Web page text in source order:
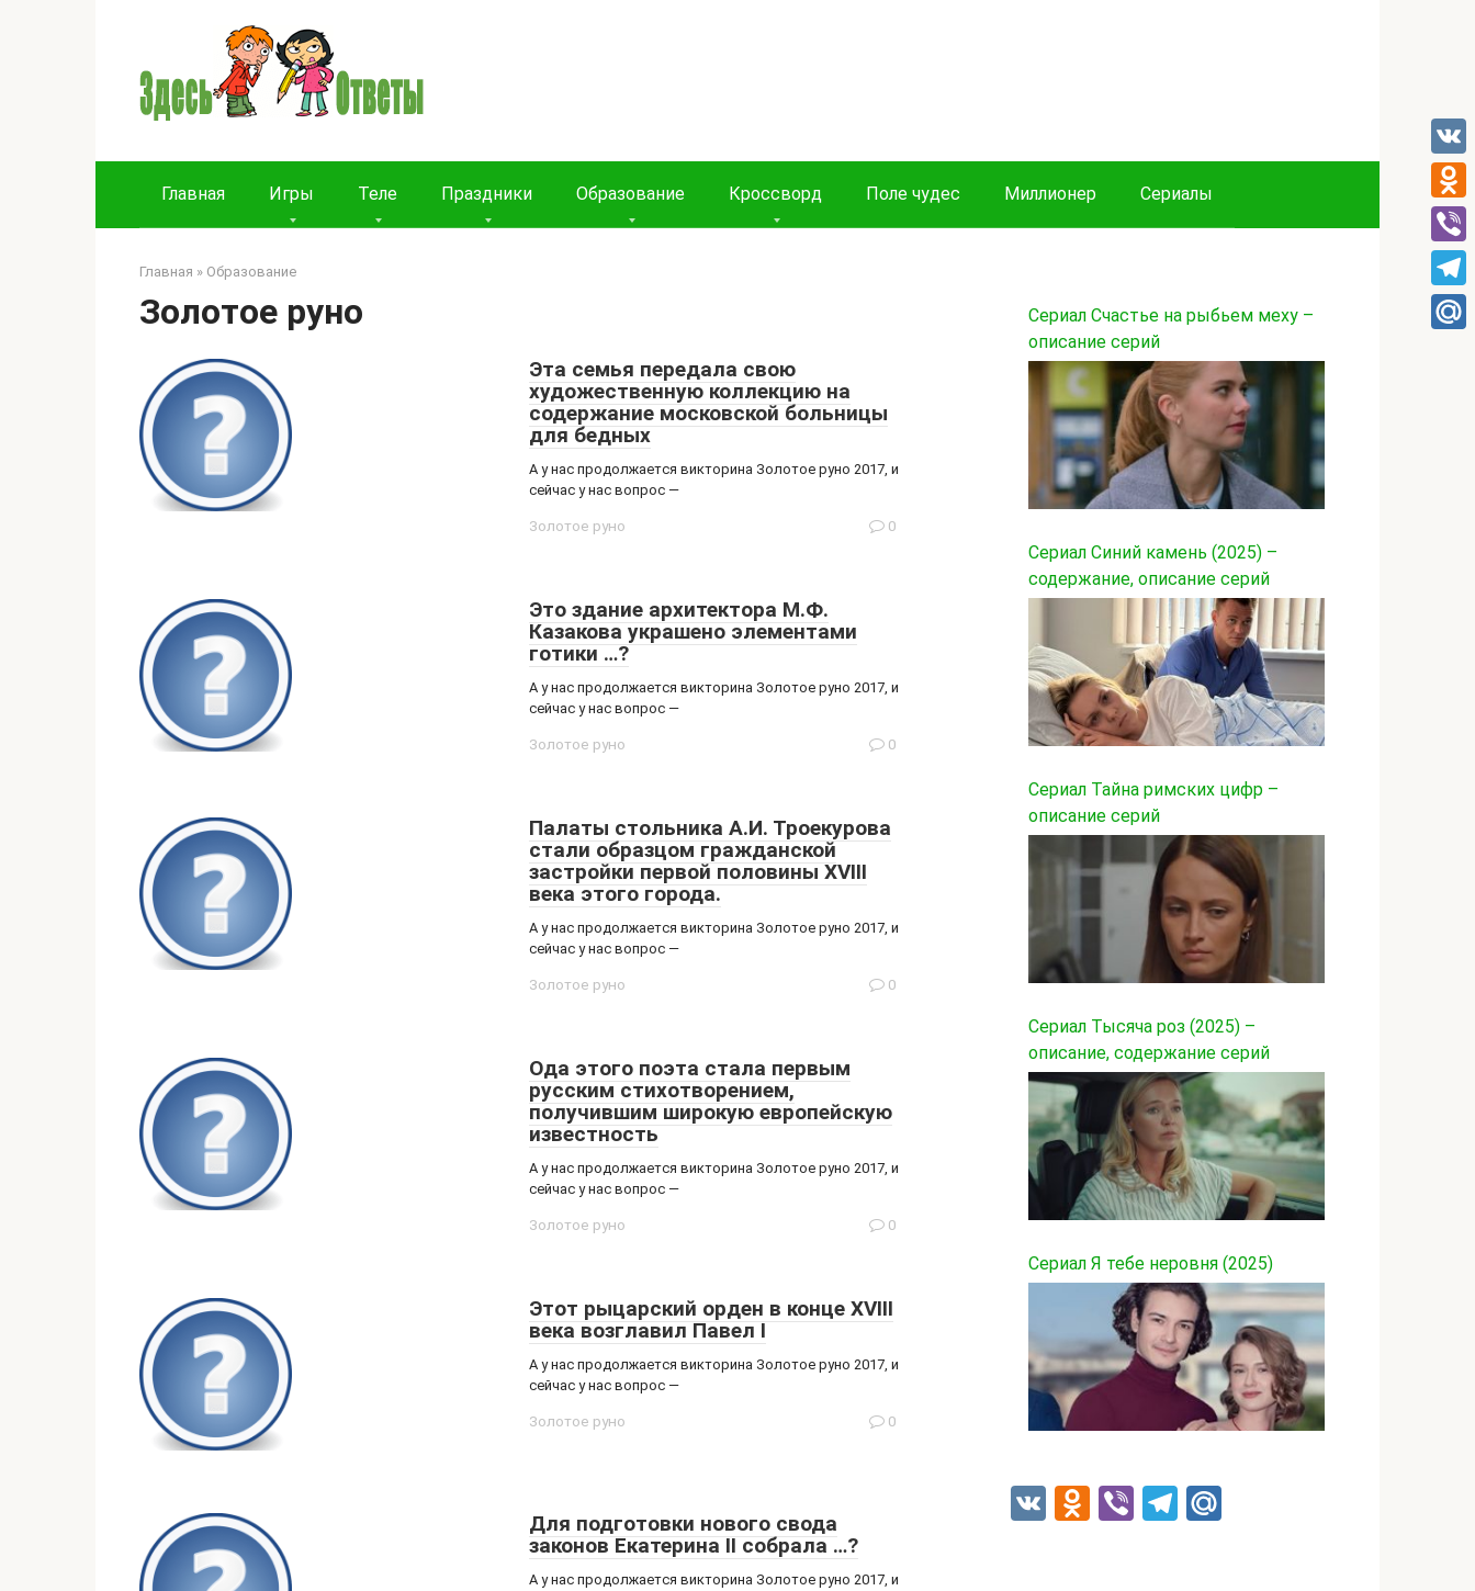
Главная Игры Теле Праздники Образование Кроссворд Поле чудес Миллионер Сериалы
Главная » Образование
Золотое руно
Эта семья передала свою
художественную коллекцию на
содержание московской больницы
для бедных
А у нас продолжается викторина Золотое руно 2017, и
сейчас у нас вопрос —
Золотое руно 0
Это здание архитектора М.Ф.
Казакова украшено элементами
готики …?
А у нас продолжается викторина Золотое руно 2017, и
сейчас у нас вопрос —
Золотое руно 0
Палаты стольника А.И. Троекурова
стали образцом гражданской
застройки первой половины XVIII
века этого города.
А у нас продолжается викторина Золотое руно 2017, и
сейчас у нас вопрос —
Золотое руно 0
Ода этого поэта стала первым
русским стихотворением,
получившим широкую европейскую
известность
А у нас продолжается викторина Золотое руно 2017, и
сейчас у нас вопрос —
Золотое руно 0
Этот рыцарский орден в конце XVIII
века возглавил Павел I
А у нас продолжается викторина Золотое руно 2017, и
сейчас у нас вопрос —
Золотое руно 0
Для подготовки нового свода
законов Екатерина II собрала …?
А у нас продолжается викторина Золотое руно 2017, и
Сериал Счастье на рыбьем меху –
описание серий
Сериал Синий камень (2025) –
содержание, описание серий
Сериал Тайна римских цифр –
описание серий
Сериал Тысяча роз (2025) –
описание, содержание серий
Сериал Я тебе неровня (2025)
VK Odnoklassniki
ViberTelegram
VK
Viber